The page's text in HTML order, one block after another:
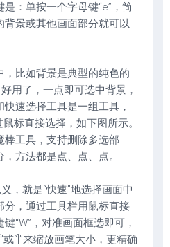
：单按一个字母键“e”，简
景或其他画面部分就可以
比如背景是典型的纯色的
用了，一点即可选中背景，
速选择工具是一组工具，
标直接选择，如下图所示。
棒工具，支持删除多选部
方法都是点、点、点。
，就是“快速”地选择画面中
分，通过工具栏用鼠标直接
“W”，对准画面框选即可，
“]”来缩放画笔大小，更精确